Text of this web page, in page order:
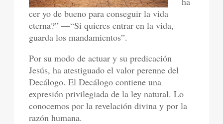
cer yo de bueno para conseguir la vida
eterna?” —“Si quieres entrar en la vida,
guarda los mandamientos”.
Por su modo de actuar y su predicación
Jesús, ha atestiguado el valor perenne del
Decálogo. El Decálogo contiene una
expresión privilegiada de la ley natural. Lo
conocemos por la revelación divina y por la
razón humana.